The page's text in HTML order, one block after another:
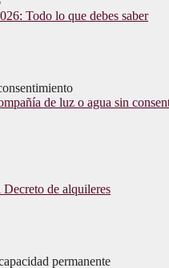
Todo lo que debes saber
de luz o agua sin
de alquileres